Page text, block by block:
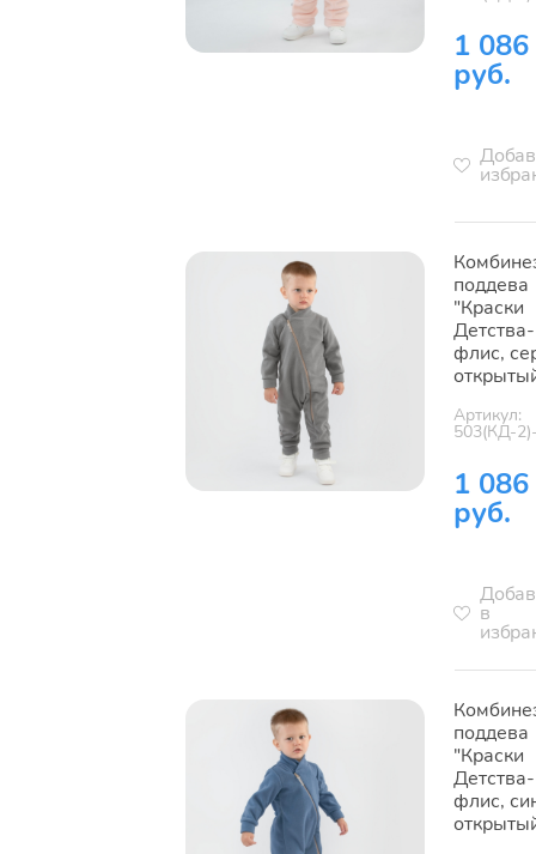
1 086
руб.
поддева
"Краски
флис,
Артикул:
503(КД-
1 086
руб.
в
поддева
"Краски
флис,